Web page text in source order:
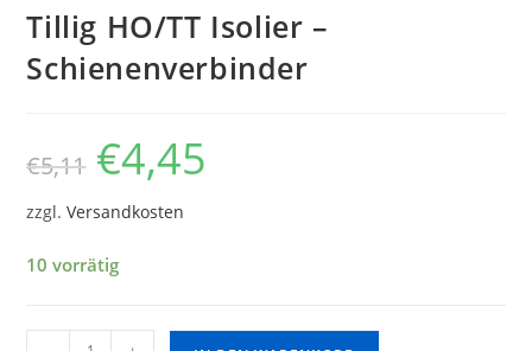
Tillig HO/TT Isolier –
Schienenverbinder
€5,11 €4,45
zzgl.Versandkosten
10 vorrätig